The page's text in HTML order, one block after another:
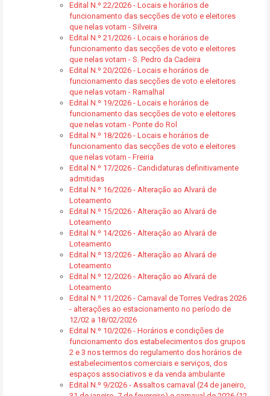
Edital N.º 22/2026 - Locais e horários de
funcionamento das secções de voto e eleitores
que nelas votam - Silveira
Edital N.º 21/2026 - Locais e horários de
funcionamento das secções de voto e eleitores
que nelas votam - S. Pedro da Cadeira
Edital N.º 20/2026 - Locais e horários de
funcionamento das secções de voto e eleitores
que nelas votam - Ramalhal
Edital N.º 19/2026 - Locais e horários de
funcionamento das secções de voto e eleitores
que nelas votam - Ponte do Rol
Edital N.º 18/2026 - Locais e horários de
funcionamento das secções de voto e eleitores
que nelas votam - Freiria
Edital N.º 17/2026 - Candidaturas definitivamente
admitidas
Edital N.º 16/2026 - Alteração ao Alvará de
Loteamento
Edital N.º 15/2026 - Alteração ao Alvará de
Loteamento
Edital N.º 14/2026 - Alteração ao Alvará de
Loteamento
Edital N.º 13/2026 - Alteração ao Alvará de
Loteamento
Edital N.º 12/2026 - Alteração ao Alvará de
Loteamento
Edital N.º 11/2026 - Carnaval de Torres Vedras 2026
- alterações ao estacionamento no período de
12/02 a 18/02/2026
Edital N.º 10/2026 - Horários e condições de
funcionamento dos estabelecimentos dos grupos
2 e 3 nos termos do regulamento dos horários de
estabelecimentos comerciais e serviços, dos
espaços associativos e da venda ambulante
Edital N.º 9/2026 - Assaltos carnaval (24 de janeiro,